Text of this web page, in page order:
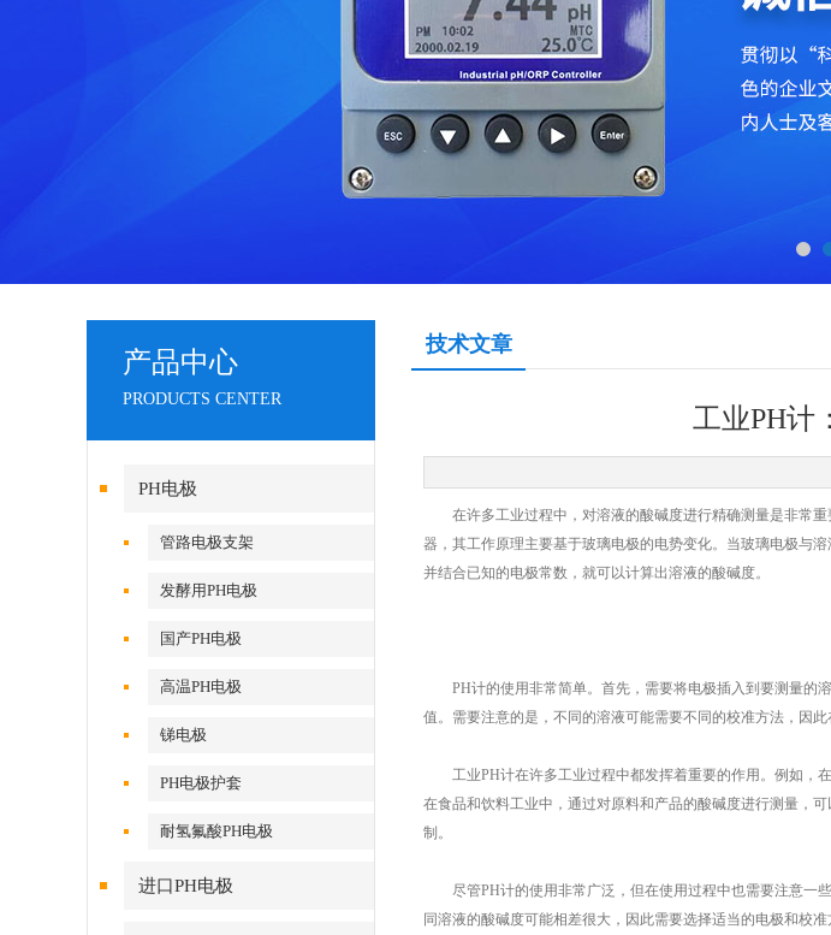
产品中心
PRODUCTS CENTER
PH电极
管路电极支架
发酵用PH电极
国产PH电极
高温PH电极
锑电极
PH电极护套
耐氢氟酸PH电极
进口PH电极
技术文章
工业PH计
在许多工业过程中，对溶液的酸碱度进行精确测量是非常重
器，其工作原理主要基于玻璃电极的电势变化。当玻璃电极与
并结合已知的电极常数，就可以计算出溶液的酸碱度。
PH计的使用非常简单。首先，需要将电极插入到要测量的溶
值。需要注意的是，不同的溶液可能需要不同的校准方法，因此
工业PH计在许多工业过程中都发挥着重要的作用。例如，在
在食品和饮料工业中，通过对原料和产品的酸碱度进行测量，
制。
尽管PH计的使用非常广泛，但在使用过程中也需要注意一
同溶液的酸碱度可能相差很大，因此需要选择适当的电极和校